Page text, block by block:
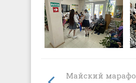
Майский